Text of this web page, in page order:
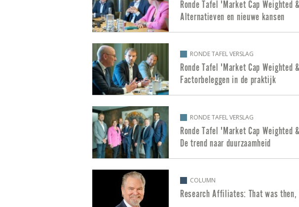
Ronde Tafel 'Market Cap Weighted
Alternatieven en nieuwe kansen
RONDE TAFEL VERSLAG
Ronde Tafel 'Market Cap Weighted
Factorbeleggen in de praktijk
RONDE TAFEL VERSLAG
Ronde Tafel 'Market Cap Weighted
De trend naar duurzaamheid
COLUMN
Research Affiliates: That was